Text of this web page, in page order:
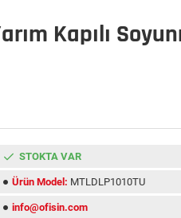
Kapılı
STOKTA VAR
Ürün Model: MTLDLP1010TU
info@ofisin.com